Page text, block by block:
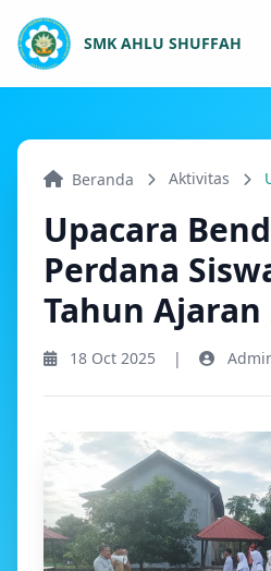
SMK AHLU SHUFFAH
Beranda Aktivitas
Upacara
Perdana
Tahun Ajaran
18 Oct 2025 |